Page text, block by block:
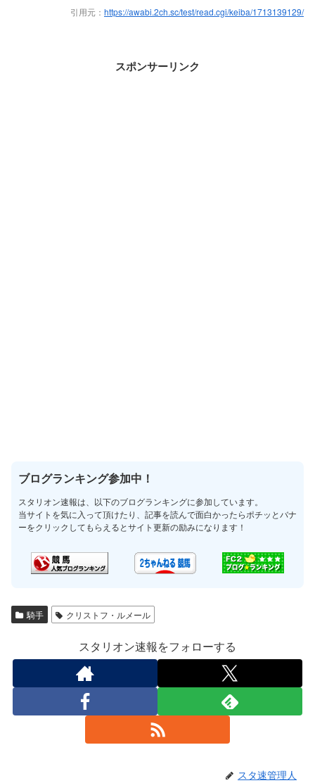
引用元： https://awabi.2ch.sc/test/read.cgi/keiba/1713139129/
スポンサーリンク
ブログランキング参加中！
スタリオン速報は、以下のブログランキングに参加しています。
当サイトを気に入って頂けたり、記事を読んで面白かったらポチッとバナ
ーをクリックしてもらえるとサイト更新の励みになります！
騎手 クリストフ・ルメール
スタリオン速報をフォローする
スタ速管理人